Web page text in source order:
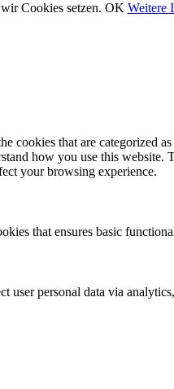
Cookies setzen. OK Weitere
that are categorized
how you use this
your browsing experience.
that ensures basic
personal data via